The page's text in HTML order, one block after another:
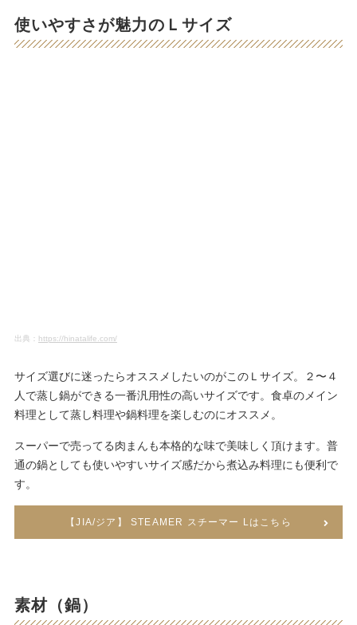
使いやすさが魅力のＬサイズ
出典： https://hinatalife.com/
サイズ選びに迷ったらオススメしたいのがこのＬサイズ。２〜４
人で蒸し鍋ができる一番汎用性の高いサイズです。食卓のメイン
料理として蒸し料理や鍋料理を楽しむのにオススメ。
スーパーで売ってる肉まんも本格的な味で美味しく頂けます。普
通の鍋としても使いやすいサイズ感だから煮込み料理にも便利で
す。
【JIA/ジア】 STEAMER スチーマー Lはこちら
素材（鍋）